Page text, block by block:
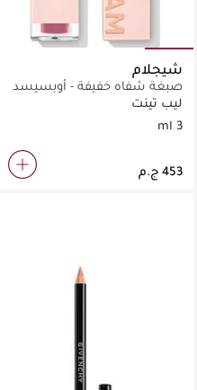
شيجلام
صبغة شفاه خفيفة - أوبسيسد
ليب تينت
3 ml